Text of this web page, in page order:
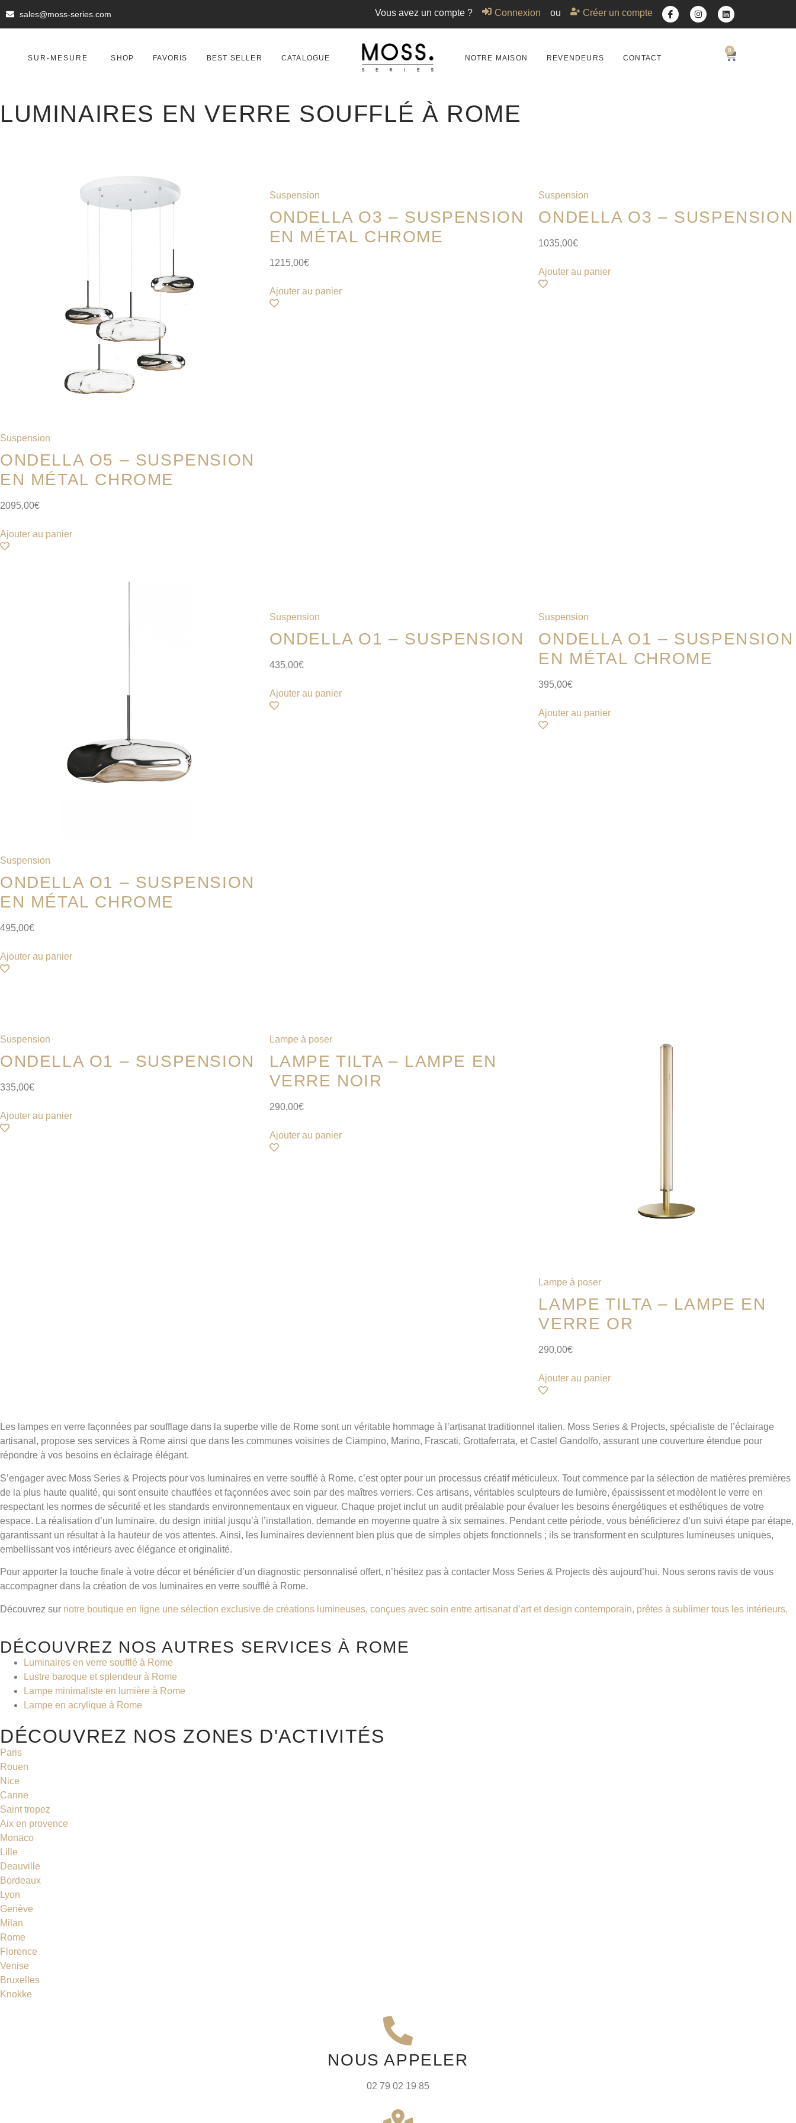
sales@moss-series.com Vous avez un compte ? Connexion ou Créer un compte
SUR-MESURE SHOP FAVORIS BEST SELLER CATALOGUE NOTRE MAISON REVENDEURS CONTACT
0
LUMINAIRES EN VERRE SOUFFLÉ À ROME
Suspension
ONDELLA O5 – SUSPENSION
EN MÉTAL CHROME
2095,00€
Ajouter au panier
Suspension
ONDELLA O3 – SUSPENSION
EN MÉTAL CHROME
1215,00€
Ajouter au panier
Suspension
ONDELLA O3 – SUSPENSION
1035,00€
Ajouter au panier
Suspension
ONDELLA O1 – SUSPENSION
EN MÉTAL CHROME
495,00€
Ajouter au panier
Suspension
ONDELLA O1 – SUSPENSION
435,00€
Ajouter au panier
Suspension
ONDELLA O1 – SUSPENSION
EN MÉTAL CHROME
395,00€
Ajouter au panier
Suspension
ONDELLA O1 – SUSPENSION
335,00€
Ajouter au panier
Lampe à poser
LAMPE TILTA – LAMPE EN
VERRE NOIR
290,00€
Ajouter au panier
Lampe à poser
LAMPE TILTA – LAMPE EN
VERRE OR
290,00€
Ajouter au panier
Les lampes en verre façonnées par soufflage dans la superbe ville de Rome sont un véritable hommage à l’artisanat traditionnel italien. Moss Series & Projects, spécialiste de l’éclairage
artisanal, propose ses services à Rome ainsi que dans les communes voisines de Ciampino, Marino, Frascati, Grottaferrata, et Castel Gandolfo, assurant une couverture étendue pour
répondre à vos besoins en éclairage élégant.
S’engager avec Moss Series & Projects pour vos luminaires en verre soufflé à Rome, c’est opter pour un processus créatif méticuleux. Tout commence par la sélection de matières premières
de la plus haute qualité, qui sont ensuite chauffées et façonnées avec soin par des maîtres verriers. Ces artisans, véritables sculpteurs de lumière, épaississent et modèlent le verre en
respectant les normes de sécurité et les standards environnementaux en vigueur. Chaque projet inclut un audit préalable pour évaluer les besoins énergétiques et esthétiques de votre
espace. La réalisation d’un luminaire, du design initial jusqu’à l’installation, demande en moyenne quatre à six semaines. Pendant cette période, vous bénéficierez d’un suivi étape par étape,
garantissant un résultat à la hauteur de vos attentes. Ainsi, les luminaires deviennent bien plus que de simples objets fonctionnels ; ils se transforment en sculptures lumineuses uniques,
embellissant vos intérieurs avec élégance et originalité.
Pour apporter la touche finale à votre décor et bénéficier d’un diagnostic personnalisé offert, n’hésitez pas à contacter Moss Series & Projects dès aujourd’hui. Nous serons ravis de vous
accompagner dans la création de vos luminaires en verre soufflé à Rome.
Découvrez sur notre boutique en ligne une sélection exclusive de créations lumineuses, conçues avec soin entre artisanat d’art et design contemporain, prêtes à sublimer tous les intérieurs.
DÉCOUVREZ NOS AUTRES SERVICES À ROME
Luminaires en verre soufflé à Rome
Lustre baroque et splendeur à Rome
Lampe minimaliste en lumière à Rome
Lampe en acrylique à Rome
DÉCOUVREZ NOS ZONES D'ACTIVITÉS
Paris
Rouen
Nice
Canne
Saint tropez
Aix en provence
Monaco
Lille
Deauville
Bordeaux
Lyon
Genève
Milan
Rome
Florence
Venise
Bruxelles
Knokke
NOUS APPELER
02 79 02 19 85